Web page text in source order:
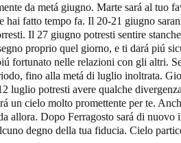
da metá giugno. Marte sará al tuo
hai fatto tempo fa. Il 20-21 giugno
Il 27 giugno potresti sentire
proprio quel giorno, e ti dará piú
fortunato nelle relazioni con gli altri.
fino alla metá di luglio inoltrata.
luglio potresti avere qualche
un cielo molto promettente per te.
allora. Dopo Ferragosto sará di nuovo
degno della tua fiducia. Cielo